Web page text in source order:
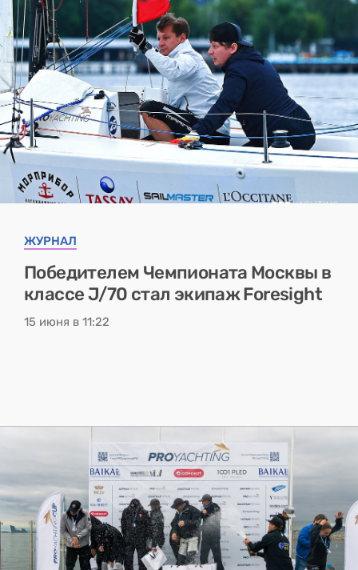
ЖУРНАЛ
Победителем Чемпионата Москвы в
классе J/70 стал экипаж Foresight
15 июня в 11:22